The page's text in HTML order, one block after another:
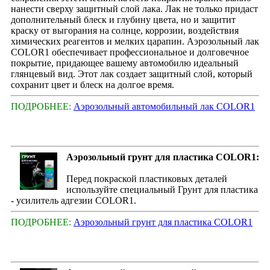
нанести сверху защитный слой лака. Лак не только придаст
дополнительный блеск и глубину цвета, но и защитит
краску от выгорания на солнце, коррозии, воздействия
химических реагентов и мелких царапин. Аэрозольный лак
COLOR1 обеспечивает профессиональное и долговечное
покрытие, придающее вашему автомобилю идеальный
глянцевый вид. Этот лак создает защитный слой, который
сохранит цвет и блеск на долгое время.
ПОДРОБНЕЕ: Аэрозольный автомобильный лак COLOR1
Аэрозольный грунт для пластика COLOR1:
Перед покраской пластиковых деталей
используйте специальный Грунт для пластика
- усилитель адгезии COLOR1.
ПОДРОБНЕЕ: Аэрозольный грунт для пластика COLOR1